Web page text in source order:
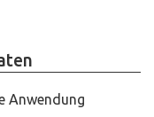
Anwendung